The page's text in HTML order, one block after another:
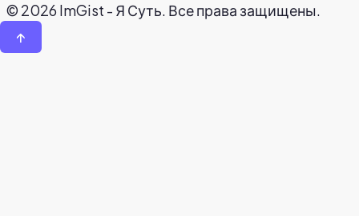
© 2026 ImGist - Я Суть. Все права защищены.
↑